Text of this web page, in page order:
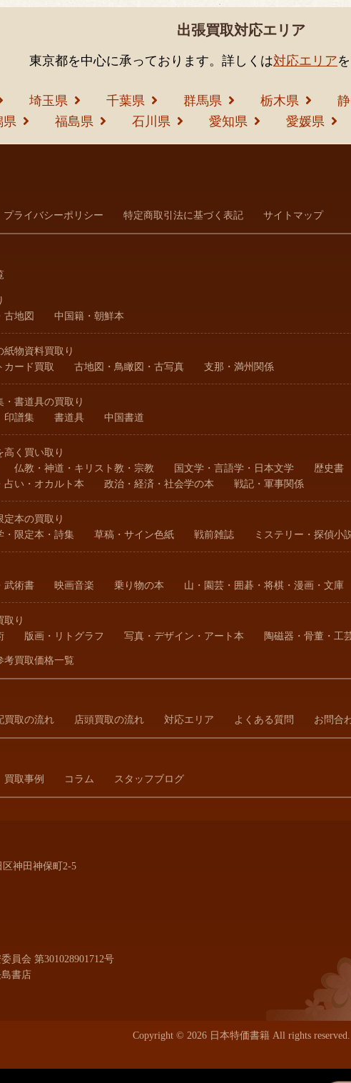
出張買取対応エリア
東京都を中心に承っております。詳しくは対応エリア
埼玉県 千葉県 群馬県 栃木県
県 福島県 石川県 愛知県 愛媛県
プライバシーポリシー 特定商取引法に基づく表記 サイトマップ
古地図 中国籍・朝鮮本
物資料買取り
カード買取
古地図・鳥瞰図・古写真 支那・満州関係
書道具の買取り
印譜集 書道具 中国書道
高く買い取り
仏教・神道・キリスト教・宗教 国文学・言語学・日本文学 歴史書
占い・オカルト本 政治・経済・社会学の本 戦記・軍事関係
定本の買取り
・限定本・詩集
草稿・サイン色紙 戦前雑誌 ミステリー・探偵小
武術書 映画音楽 乗り物の本 山・園芸・囲碁・将棋・漫画・文庫
取り
版画・リトグラフ 写真・デザイン・アート本 陶磁器・骨董・工
考買取価格一覧
買取の流れ 店頭買取の流れ 対応エリア よくある質問 お問合
買取事例 コラム スタッフブログ
区神田神保町2-5
員会 第301028901712号
書店
Copyright © 2026 日本特価書籍 All rights reserved.